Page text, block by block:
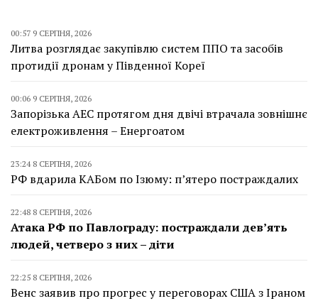
00:57 9 СЕРПНЯ, 2026
Литва розглядає закупівлю систем ППО та засобів
протидії дронам у Південної Кореї
00:06 9 СЕРПНЯ, 2026
Запорізька АЕС протягом дня двічі втрачала зовнішнє
електроживлення – Енергоатом
23:24 8 СЕРПНЯ, 2026
РФ вдарила КАБом по Ізюму: п’ятеро постраждалих
22:48 8 СЕРПНЯ, 2026
Атака РФ по Павлограду: постраждали дев’ять
людей, четверо з них – діти
22:25 8 СЕРПНЯ, 2026
Венс заявив про прогрес у переговорах США з Іраном